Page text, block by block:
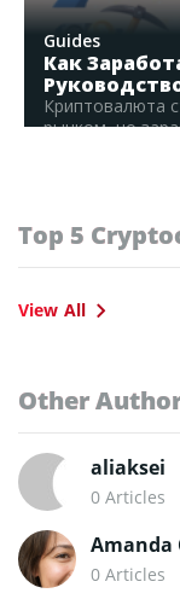
Guides
Как
Криптовалюта
рынком, но
Top 5
View All
Other
aliaksei
0 Articles
Amanda
0 Articles